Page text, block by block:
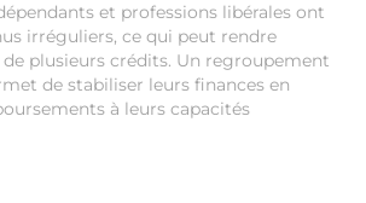
et professions libérales ont
irréguliers, ce qui peut rendre
plusieurs crédits. Un regroupement
de stabiliser leurs finances en
à leurs capacités